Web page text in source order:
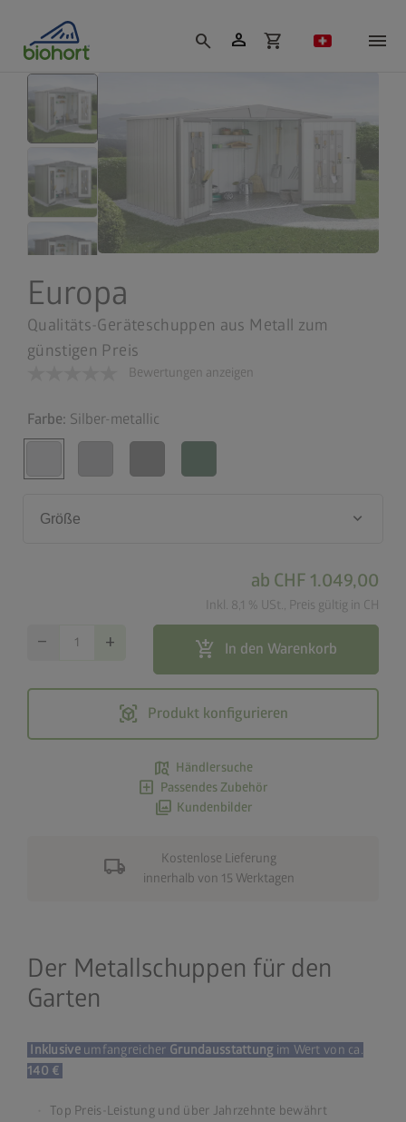
search person shopping_cart
Europa
Qualitäts-Geräteschuppen aus Metall zum
günstigen Preis
Bewertungen anzeigen
Farbe: Silber-metallic
Größe keyboard_arrow_down
ab CHF 1.049,00
Inkl. 8,1 % USt., Preis gültig in CH
remove add add_shopping_cart In den Warenkorb
view_in_ar Produkt konfigurieren
map_search Händlersuche
add_box Passendes Zubehör
photo_library Kundenbilder
local_shipping
Kostenlose Lieferung
innerhalb von 15 Werktagen
Der Metallschuppen für den
Garten
Inklusive umfangreicher Grundausstattung im Wert von ca.
140 €
Top Preis-Leistung und über Jahrzehnte bewährt